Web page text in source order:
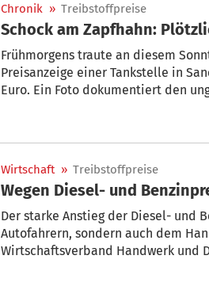
Chronik » Treibstoffpreise
Schock am Zapfhahn:
Frühmorgens traute an diesem
Preisanzeige einer Tankstelle in
Euro. Ein Foto dokumentiert den
Wirtschaft » Treibstoffpreise
Wegen Diesel- und
Der starke Anstieg der Diesel- und
Autofahrern, sondern auch dem
Wirtschaftsverband Handwerk